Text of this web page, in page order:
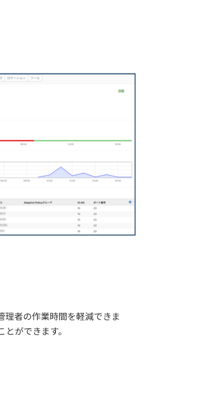
者の作業時間を軽減できま
ができます。